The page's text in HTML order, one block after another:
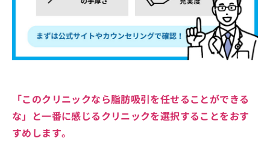
「このクリニックなら脂肪吸引を任せることができる
な」と一番に感じるクリニックを選択することをおす
すめします。